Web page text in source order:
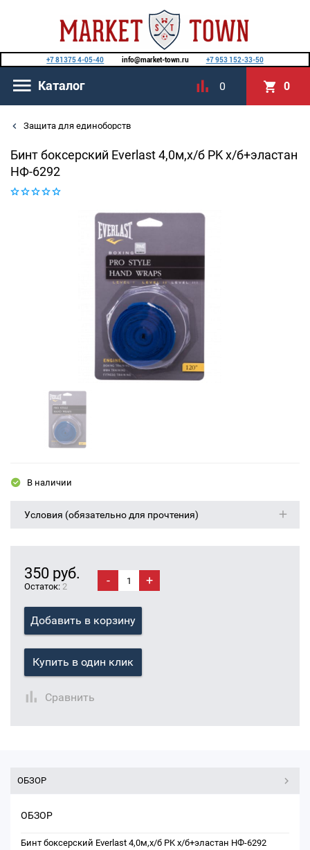
+7 81375 4-05-40 info@market-town.ru +7 953 152-33-50
Каталог 0 0
Защита для единоборств
Бинт боксерский Everlast 4,0м,х/б PK х/б+эластан
НФ-6292
В наличии
Условия (обязательно для прочтения)
350 руб.
Остаток: 2 - +
Добавить в корзину
Купить в один клик
Сравнить
ОБЗОР
ОБЗОР
Бинт боксерский Everlast 4,0м,х/б PK х/б+эластан НФ-6292